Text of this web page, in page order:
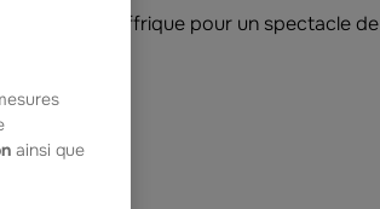
de Saint-Affrique pour un spectacle de
ainsi que